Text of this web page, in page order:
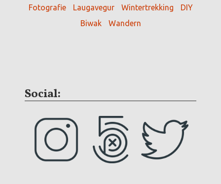
Fotografie
Laugavegur Wintertrekking
DIY
Biwak
Wandern
Social: